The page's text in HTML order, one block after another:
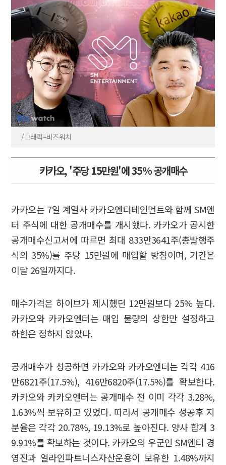
/그래픽=비즈워치
카카오, '주당 15만원'에 35% 공개매수
카카오는 7일 계열사 카카오엔터테인먼트와 함께 SM엔
터 주식에 대한 공개매수를 개시했다. 카카오가 공시한
공개매수신고서에 따르면 최대 833만3641주(총발행주
식의 35%)를 주당 15만원에 매입할 방침이며, 기간은
이달 26일까지다.
매수가격은 하이브가 제시했던 12만원보다 25% 높다.
카카오와 카카오엔터는 매입 물량의 상한만 설정하고
하한은 정하지 않았다.
공개매수가 성공하면 카카오와 카카오엔터는 각각 416
만6821주(17.5%), 416만6820주(17.5%)를 확보한다.
카카오와 카카오엔터는 공개매수 전 이미 각각 3.28%,
1.63%씩 보유하고 있었다. 따라서 공개매수 성공후 지
분율은 각각 20.78%, 19.13%로 높아진다. 양사 합계 3
9.91%를 확보하는 것이다. 카카오의 우군인 SM엔터 경
영진과 얼라인파트너스자산운용이 보유한 1.48%까지